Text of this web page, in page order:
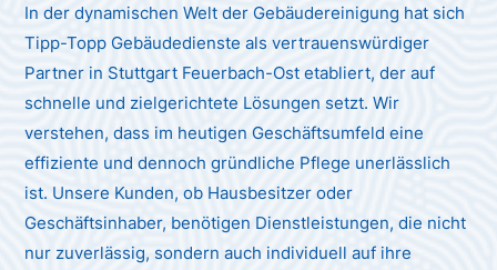
In der dynamischen Welt der Gebäudereinigung hat sich
Tipp-Topp Gebäudedienste als vertrauenswürdiger
Partner in Stuttgart Feuerbach-Ost etabliert, der auf
schnelle und zielgerichtete Lösungen setzt. Wir
verstehen, dass im heutigen Geschäftsumfeld eine
effiziente und dennoch gründliche Pflege unerlässlich
ist. Unsere Kunden, ob Hausbesitzer oder
Geschäftsinhaber, benötigen Dienstleistungen, die nicht
nur zuverlässig, sondern auch individuell auf ihre